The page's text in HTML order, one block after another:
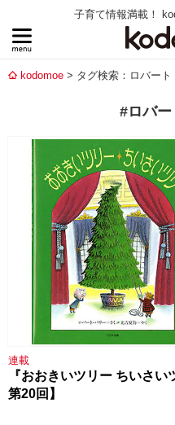
子育て情報満載！
kodomoe タグ検索：ロバート
#ロバ
連載
『おおきいツリー ちいさ
第20回】